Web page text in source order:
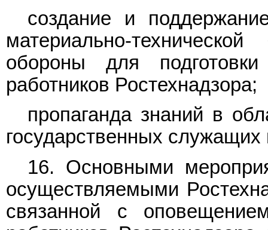
создание и
материально-
обороны для
работников Ростехнадзора;
пропаганда знаний в
государственных служащих
16. Основными
осуществляемыми
связанной с